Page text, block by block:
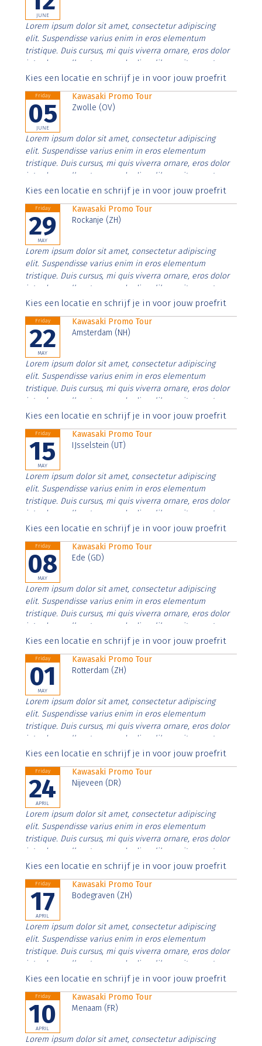
JUNE
Lorem ipsum dolor sit amet, consectetur adipiscing
elit. Suspendisse varius enim in eros elementum
tristique. Duis cursus, mi quis viverra ornare, eros dolor
interdum nulla, ut commodo diam libero vitae erat.
Aenean faucibus nibh et justo cursus id rutrum lorem
Kies een locatie en schrijf je in voor jouw proefrit
Friday
05
JUNE
Kawasaki Promo Tour
Zwolle (OV)
Lorem ipsum dolor sit amet, consectetur adipiscing
elit. Suspendisse varius enim in eros elementum
tristique. Duis cursus, mi quis viverra ornare, eros dolor
interdum nulla, ut commodo diam libero vitae erat.
Aenean faucibus nibh et justo cursus id rutrum lorem
Kies een locatie en schrijf je in voor jouw proefrit
Friday
29
MAY
Kawasaki Promo Tour
Rockanje (ZH)
Lorem ipsum dolor sit amet, consectetur adipiscing
elit. Suspendisse varius enim in eros elementum
tristique. Duis cursus, mi quis viverra ornare, eros dolor
interdum nulla, ut commodo diam libero vitae erat.
Aenean faucibus nibh et justo cursus id rutrum lorem
Kies een locatie en schrijf je in voor jouw proefrit
Friday
22
MAY
Kawasaki Promo Tour
Amsterdam (NH)
Lorem ipsum dolor sit amet, consectetur adipiscing
elit. Suspendisse varius enim in eros elementum
tristique. Duis cursus, mi quis viverra ornare, eros dolor
interdum nulla, ut commodo diam libero vitae erat.
Aenean faucibus nibh et justo cursus id rutrum lorem
Kies een locatie en schrijf je in voor jouw proefrit
Friday
15
MAY
Kawasaki Promo Tour
IJsselstein (UT)
Lorem ipsum dolor sit amet, consectetur adipiscing
elit. Suspendisse varius enim in eros elementum
tristique. Duis cursus, mi quis viverra ornare, eros dolor
interdum nulla, ut commodo diam libero vitae erat.
Aenean faucibus nibh et justo cursus id rutrum lorem
Kies een locatie en schrijf je in voor jouw proefrit
Friday
08
MAY
Kawasaki Promo Tour
Ede (GD)
Lorem ipsum dolor sit amet, consectetur adipiscing
elit. Suspendisse varius enim in eros elementum
tristique. Duis cursus, mi quis viverra ornare, eros dolor
interdum nulla, ut commodo diam libero vitae erat.
Aenean faucibus nibh et justo cursus id rutrum lorem
Kies een locatie en schrijf je in voor jouw proefrit
Friday
01
MAY
Kawasaki Promo Tour
Rotterdam (ZH)
Lorem ipsum dolor sit amet, consectetur adipiscing
elit. Suspendisse varius enim in eros elementum
tristique. Duis cursus, mi quis viverra ornare, eros dolor
interdum nulla, ut commodo diam libero vitae erat.
Aenean faucibus nibh et justo cursus id rutrum lorem
Kies een locatie en schrijf je in voor jouw proefrit
Friday
24
APRIL
Kawasaki Promo Tour
Nijeveen (DR)
Lorem ipsum dolor sit amet, consectetur adipiscing
elit. Suspendisse varius enim in eros elementum
tristique. Duis cursus, mi quis viverra ornare, eros dolor
interdum nulla, ut commodo diam libero vitae erat.
Aenean faucibus nibh et justo cursus id rutrum lorem
Kies een locatie en schrijf je in voor jouw proefrit
Friday
17
APRIL
Kawasaki Promo Tour
Bodegraven (ZH)
Lorem ipsum dolor sit amet, consectetur adipiscing
elit. Suspendisse varius enim in eros elementum
tristique. Duis cursus, mi quis viverra ornare, eros dolor
interdum nulla, ut commodo diam libero vitae erat.
Aenean faucibus nibh et justo cursus id rutrum lorem
Kies een locatie en schrijf je in voor jouw proefrit
Friday
10
APRIL
Kawasaki Promo Tour
Menaam (FR)
Lorem ipsum dolor sit amet, consectetur adipiscing